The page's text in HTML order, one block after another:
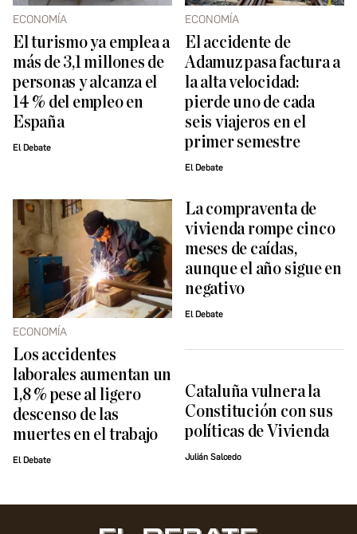
ECONOMÍA
El turismo ya emplea a
más de 3,1 millones de
personas y alcanza el
14 % del empleo en
España
El Debate
ECONOMÍA
El accidente de
Adamuz pasa factura a
la alta velocidad:
pierde uno de cada
seis viajeros en el
primer semestre
El Debate
ECONOMÍA
Los accidentes
laborales aumentan un
1,8 % pese al ligero
descenso de las
muertes en el trabajo
El Debate
La compraventa de
vivienda rompe cinco
meses de caídas,
aunque el año sigue en
negativo
El Debate
Cataluña vulnera la
Constitución con sus
políticas de Vivienda
Julián Salcedo